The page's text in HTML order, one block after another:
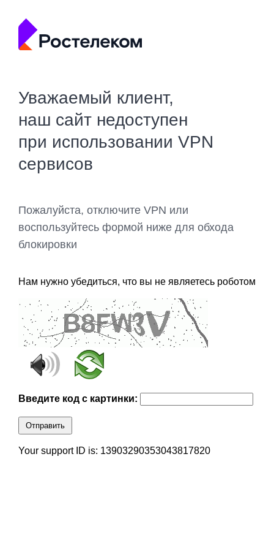
Уважаемый клиент,
наш сайт недоступен
при использовании VPN
сервисов
Пожалуйста, отключите VPN или
воспользуйтесь формой ниже для обхода
блокировки
Нам нужно убедиться, что вы не являетесь роботом
Введите код с картинки:
Отправить
Your support ID is: 13903290353043817820